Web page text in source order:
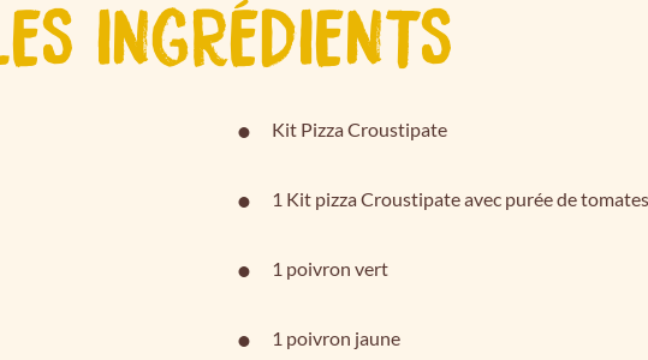
INGRÉDIENTS
Kit Pizza Croustipate
1 Kit pizza Croustipate avec purée de
1 poivron vert
1 poivron jaune